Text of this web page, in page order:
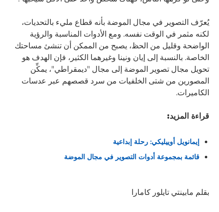
يُعرّف التصوير في مجال الموضة بأنه قطاع مليء بالتحديات،
لكنه مثمر في الوقت نفسه. ومع الأدوات المناسبة والرؤية
الواضحة وقليل من الحظ، يصبح من الممكن أن تنشئ مساحتك
الخاصة. بالنسبة إلى إيان ونينا وغيرهما الكثير، فإن الهدف هو
تحويل مجال تصوير الموضة إلى مجال "ديمقراطي"، يمكِّن
المصورين من شتى الخلفيات من سرد قصصهم عبر عدسات
الكاميرات.
قراءة المزيد:
إيمانويل أوييليكي: رحلة إبداعية
قائمة بمجموعة أدوات التصوير في مجال الموضة
بقلم مابينتي تايلور كامارا